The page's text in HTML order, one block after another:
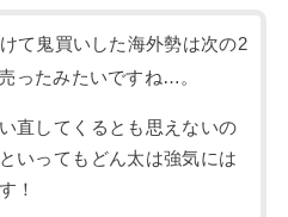
て鬼買いした海外勢は次の2
ったみたいですね…。
直してくるとも思えないの
いってもどん太は強気には
！